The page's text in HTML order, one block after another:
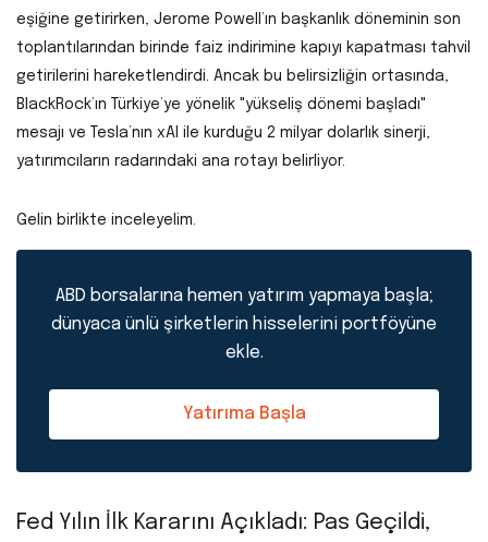
eşiğine getirirken, Jerome Powell’ın başkanlık döneminin son
toplantılarından birinde faiz indirimine kapıyı kapatması tahvil
getirilerini hareketlendirdi. Ancak bu belirsizliğin ortasında,
BlackRock’ın Türkiye’ye yönelik "yükseliş dönemi başladı"
mesajı ve Tesla’nın xAI ile kurduğu 2 milyar dolarlık sinerji,
yatırımcıların radarındaki ana rotayı belirliyor.
Gelin birlikte inceleyelim.
ABD borsalarına hemen yatırım yapmaya başla;
dünyaca ünlü şirketlerin hisselerini portföyüne
ekle.
Yatırıma Başla
Fed Yılın İlk Kararını Açıkladı: Pas Geçildi,